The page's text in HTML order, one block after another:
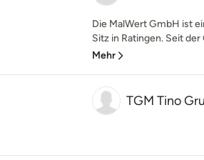
Die MalWert GmbH ist
Sitz in Ratingen. Seit
Mehr
TGM Tino